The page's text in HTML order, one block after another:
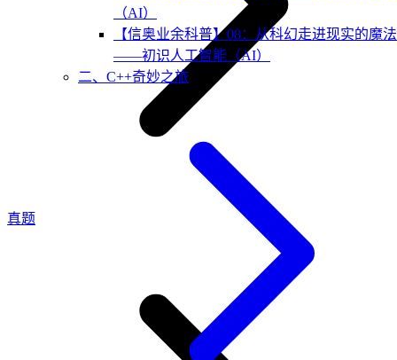
（AI）
【信奥业余科普】08：从科幻走进现实的魔法
——初识人工智能（AI）
二、C++奇妙之旅
真题